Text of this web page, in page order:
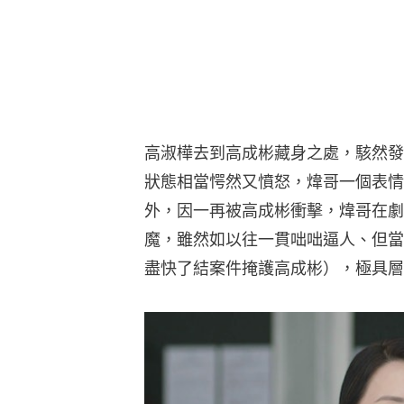
高淑樺去到高成彬藏身之處，駭然
狀態相當愕然又憤怒，煒哥一個表
外，因一再被高成彬衝擊，煒哥在
魔，雖然如以往一貫咄咄逼人、但
盡快了結案件掩護高成彬），極具